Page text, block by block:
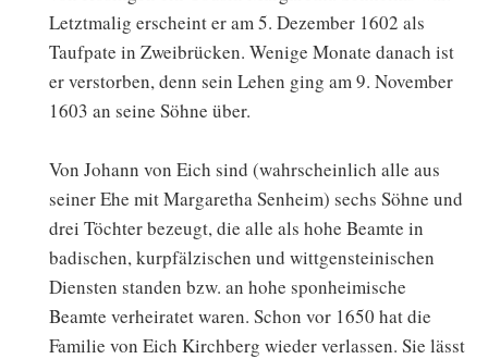
Letztmalig erscheint er am 5. Dezember 1602 als
Taufpate in Zweibrücken. Wenige Monate danach ist
er verstorben, denn sein Lehen ging am 9. November
1603 an seine Söhne über.
Von Johann von Eich sind (wahrscheinlich alle aus
seiner Ehe mit Margaretha Senheim) sechs Söhne und
drei Töchter bezeugt, die alle als hohe Beamte in
badischen, kurpfälzischen und wittgensteinischen
Diensten standen bzw. an hohe sponheimische
Beamte verheiratet waren. Schon vor 1650 hat die
Familie von Eich Kirchberg wieder verlassen. Sie lässt